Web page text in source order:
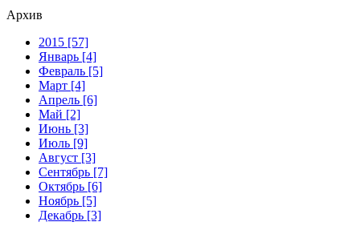
Архив
2015 [57]
Январь [4]
Февраль [5]
Март [4]
Апрель [6]
Май [2]
Июнь [3]
Июль [9]
Август [3]
Сентябрь [7]
Октябрь [6]
Ноябрь [5]
Декабрь [3]